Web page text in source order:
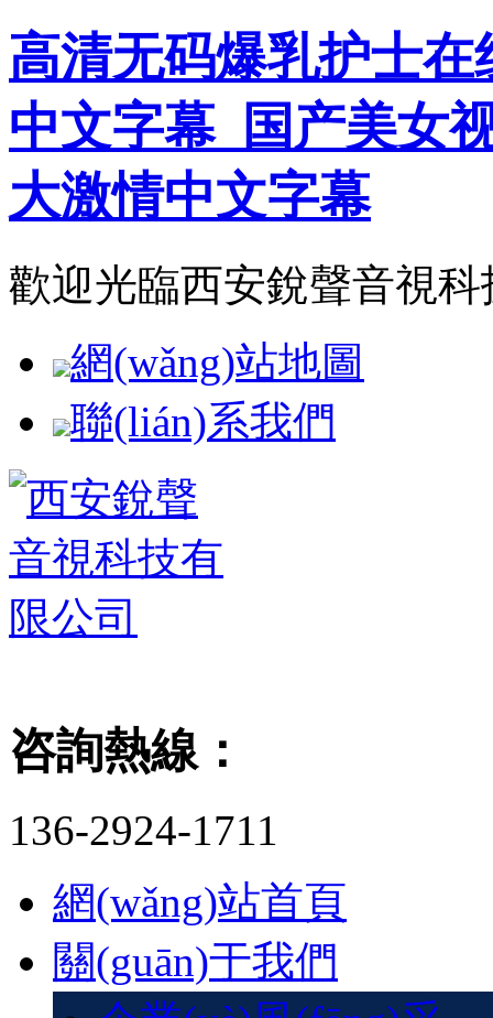
高清无码爆乳护士
中文字幕_国产美女
大激情中文字幕
歡迎光臨西安銳聲音視科
網(wǎng)站地圖
聯(lián)系我們
咨詢熱線：
136-2924-1711
網(wǎng)站首頁
關(guān)于我們